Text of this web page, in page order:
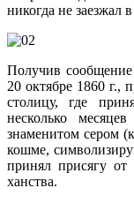
никогда не заезжал
Получив сообщение
20 октябре 1860 г.,
столицу, где
несколько
знаменитом сером
кошме,
принял присягу от
ханства.